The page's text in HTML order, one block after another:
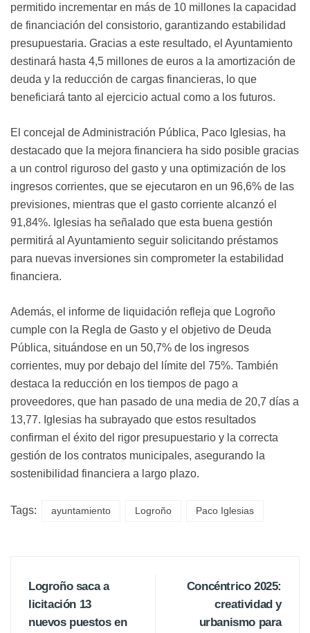
permitido incrementar en más de 10 millones la capacidad
de financiación del consistorio, garantizando estabilidad
presupuestaria. Gracias a este resultado, el Ayuntamiento
destinará hasta 4,5 millones de euros a la amortización de
deuda y la reducción de cargas financieras, lo que
beneficiará tanto al ejercicio actual como a los futuros.
El concejal de Administración Pública, Paco Iglesias, ha
destacado que la mejora financiera ha sido posible gracias
a un control riguroso del gasto y una optimización de los
ingresos corrientes, que se ejecutaron en un 96,6% de las
previsiones, mientras que el gasto corriente alcanzó el
91,84%. Iglesias ha señalado que esta buena gestión
permitirá al Ayuntamiento seguir solicitando préstamos
para nuevas inversiones sin comprometer la estabilidad
financiera.
Además, el informe de liquidación refleja que Logroño
cumple con la Regla de Gasto y el objetivo de Deuda
Pública, situándose en un 50,7% de los ingresos
corrientes, muy por debajo del límite del 75%. También
destaca la reducción en los tiempos de pago a
proveedores, que han pasado de una media de 20,7 días a
13,77. Iglesias ha subrayado que estos resultados
confirman el éxito del rigor presupuestario y la correcta
gestión de los contratos municipales, asegurando la
sostenibilidad financiera a largo plazo.
Tags: ayuntamiento Logroño Paco Iglesias
Logroño saca a
licitación 13
nuevos puestos en
Concéntrico 2025:
creatividad y
urbanismo para